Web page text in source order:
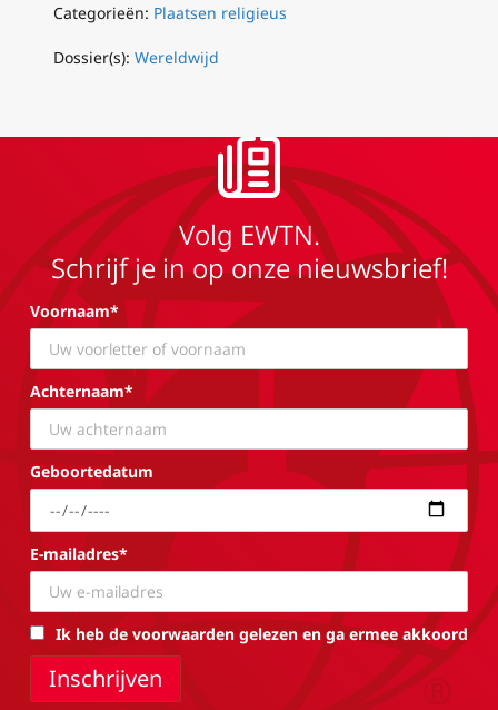
Categorieën: Plaatsen religieus
Dossier(s): Wereldwijd
Volg EWTN.
Schrijf je in op onze nieuwsbrief!
Voornaam*
Achternaam*
Geboortedatum
E-mailadres*
Ik heb de voorwaarden gelezen en ga ermee akkoord